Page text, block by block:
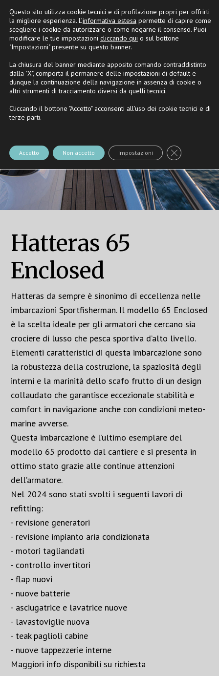
PartnerRivaeNautica Casarola
Hatteras 65
Enclosed
Hatteras da sempre è sinonimo di eccellenza nelle
imbarcazioni Sportfisherman. Il modello 65 Enclosed
è la scelta ideale per gli armatori che cercano sia
crociere di lusso che pesca sportiva d’alto livello.
Elementi caratteristici di questa imbarcazione sono
la robustezza della costruzione, la spaziosità degli
interni e la marinità dello scafo frutto di un design
collaudato che garantisce eccezionale stabilità e
comfort in navigazione anche con condizioni meteo-
marine avverse.
Questa imbarcazione è l’ultimo esemplare del
modello 65 prodotto dal cantiere e si presenta in
ottimo stato grazie alle continue attenzioni
dell’armatore.
Nel 2024 sono stati svolti i seguenti lavori di
refitting:
- revisione generatori
- revisione impianto aria condizionata
- motori tagliandati
- controllo invertitori
- flap nuovi
- nuove batterie
- asciugatrice e lavatrice nuove
- lavastoviglie nuova
- teak paglioli cabine
- nuove tappezzerie interne
Maggiori info disponibili su richiesta
Questo sito utilizza cookie tecnici e di profilazione propri per offrirti
la migliore esperienza. L’informativa estesa permette di capire come
scegliere i cookie da autorizzare o come negarne il consenso. Puoi
modificare le tue impostazioni cliccando qui o sul bottone
"Impostazioni" presente su questo banner.
La chiusura del banner mediante apposito comando contraddistinto
dalla "X", comporta il permanere delle impostazioni di default e
dunque la continuazione della navigazione in assenza di cookie o
altri strumenti di tracciamento diversi da quelli tecnici.
Cliccando il bottone "Accetto" acconsenti all'uso dei cookie tecnici e di
terze parti.
Accetto Non accetto Impostazioni Close GDPR